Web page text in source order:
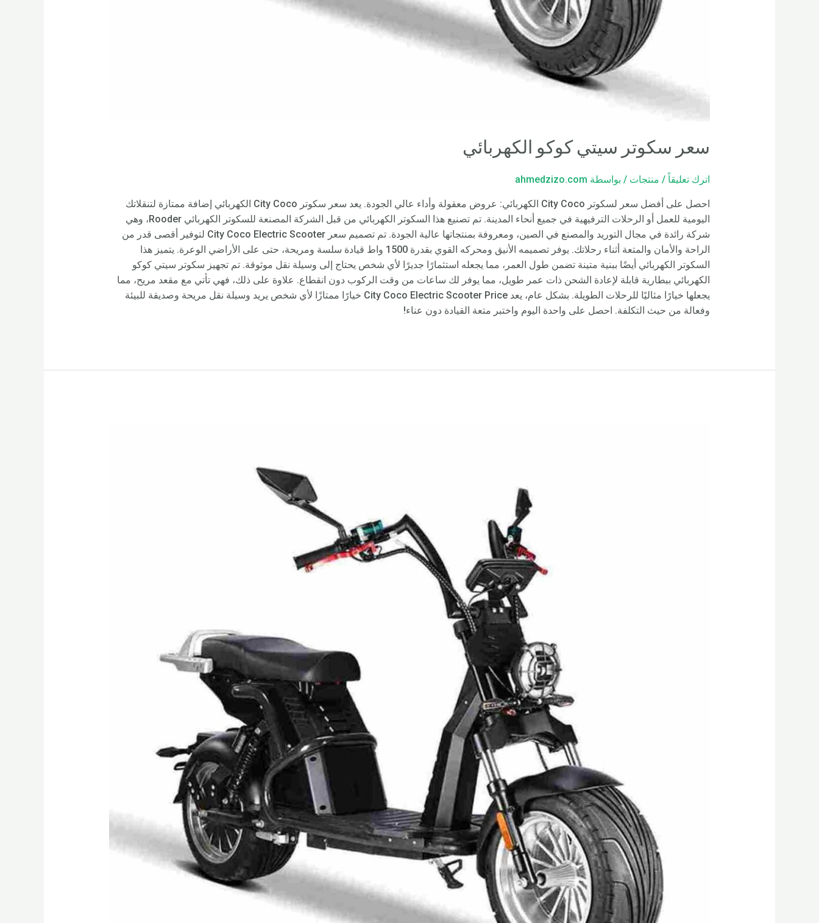
سعر سكوتر سيتي كوكو الكهربائي
اترك تعليقاً / منتجات / بواسطة ahmedzizo.com
احصل على أفضل سعر لسكوتر City Coco الكهربائي: عروض معقولة وأداء عالي الجودة. يعد سعر سكوتر City Coco الكهربائي إضافة ممتازة لتنقلاتك
اليومية للعمل أو الرحلات الترفيهية في جميع أنحاء المدينة. تم تصنيع هذا السكوتر الكهربائي من قبل الشركة المصنعة للسكوتر الكهربائي Rooder، وهي
شركة رائدة في مجال التوريد والمصنع في الصين، ومعروفة بمنتجاتها عالية الجودة. تم تصميم سعر City Coco Electric Scooter لتوفير أقصى قدر من
الراحة والأمان والمتعة أثناء رحلاتك. يوفر تصميمه الأنيق ومحركه القوي بقدرة 1500 واط قيادة سلسة ومريحة، حتى على الأراضي الوعرة. يتميز هذا
السكوتر الكهربائي أيضًا ببنية متينة تضمن طول العمر، مما يجعله استثمارًا جديرًا لأي شخص يحتاج إلى وسيلة نقل موثوقة. تم تجهيز سكوتر سيتي كوكو
الكهربائي ببطارية قابلة لإعادة الشحن ذات عمر طويل، مما يوفر لك ساعات من وقت الركوب دون انقطاع. علاوة على ذلك، فهي تأتي مع مقعد مريح، مما
يجعلها خيارًا مثاليًا للرحلات الطويلة. بشكل عام، يعد City Coco Electric Scooter Price خيارًا ممتازًا لأي شخص يريد وسيلة نقل مريحة وصديقة للبيئة
وفعالة من حيث التكلفة. احصل على واحدة اليوم واختبر متعة القيادة دون عناء!